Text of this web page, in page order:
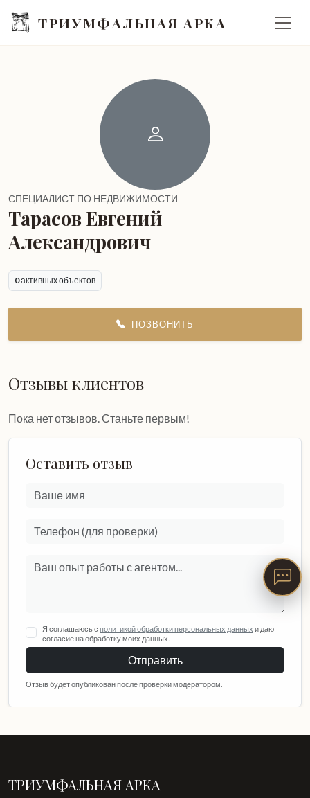
ТРИУМФАЛЬНАЯ АРКА
СПЕЦИАЛИСТ ПО НЕДВИЖИМОСТИ
Тарасов Евгений
Александрович
0активных объектов
ПОЗВОНИТЬ
Отзывы клиентов
Пока нет отзывов. Станьте первым!
Оставить отзыв
Я соглашаюсь с политикой обработки персональных данных и даю
согласие на обработку моих данных.
Отправить
Отзыв будет опубликован после проверки модератором.
ТРИУМФАЛЬНАЯ АРКА